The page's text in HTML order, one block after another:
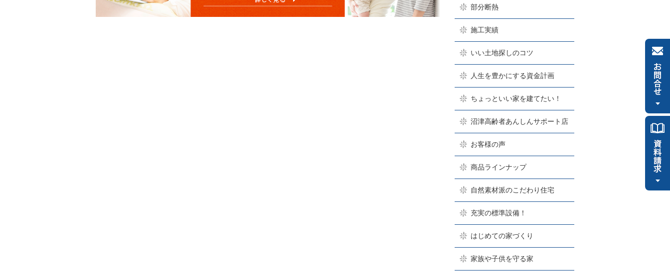
部分断熱
施工実績
いい土地探しのコツ
人生を豊かにする資金計画
ちょっといい家を建てたい！
沼津高齢者あんしんサポート店
お客様の声
商品ラインナップ
自然素材派のこだわり住宅
充実の標準設備！
はじめての家づくり
家族や子供を守る家